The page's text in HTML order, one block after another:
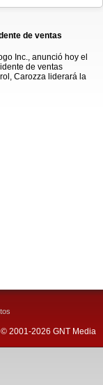
de ventas
Inc., anunció hoy el
de ventas
Carozza liderará la
2001-2026 GNT Media